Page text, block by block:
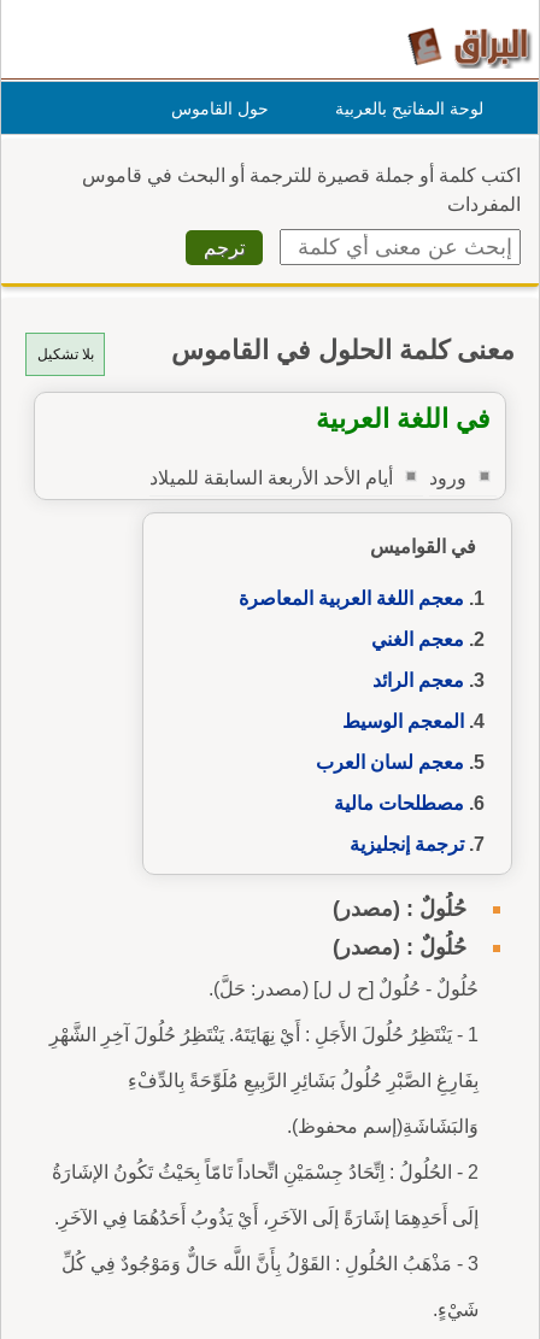
لوحة المفاتيح بالعربية حول القاموس
اكتب كلمة أو جملة قصيرة للترجمة أو البحث في قاموس
المفردات
بلا تشكيل معنى كلمة الحلول في القاموس
في اللغة العربية
ورود أيام الأحد الأربعة السابقة للميلاد
في القواميس
معجم اللغة العربية المعاصرة
معجم الغني
معجم الرائد
المعجم الوسيط
معجم لسان العرب
مصطلحات مالية
ترجمة إنجليزية
حُلُولٌ : (مصدر)
حُلُولٌ : (مصدر)
حُلُولٌ - حُلُولٌ [ح ل ل] (مصدر: حَلَّ).
1 - يَنْتَظِرُ حُلُولَ الأَجَلِ : أَيْ نِهَايَتَهُ. يَنْتَظِرُ حُلُولَ آخِرِ الشَّهْرِ
بِفَارِغِ الصَّبْرِ حُلُولُ بَشَائِرِ الرَّبِيعِ مُلَوِّحَةً بِالدِّفْءِ
وَالبَشَاشَةِ(إسم محفوظ).
2 - الحُلُولُ : اِتِّحَادُ جِسْمَيْنِ اتِّحاداً تَامّاً بِحَيْثُ تَكُونُ الإشَارَةُ
إلَى أَحَدِهِمَا إشَارَةً إلَى الآخَرِ، أَيْ يَذُوبُ أَحَدُهُمَا فِي الآخَرِ.
3 - مَذْهَبُ الحُلُولِ : القَوْلُ بِأَنَّ اللَّه حَالٌّ وَمَوْجُودٌ فِي كُلِّ
شَيْءٍ.